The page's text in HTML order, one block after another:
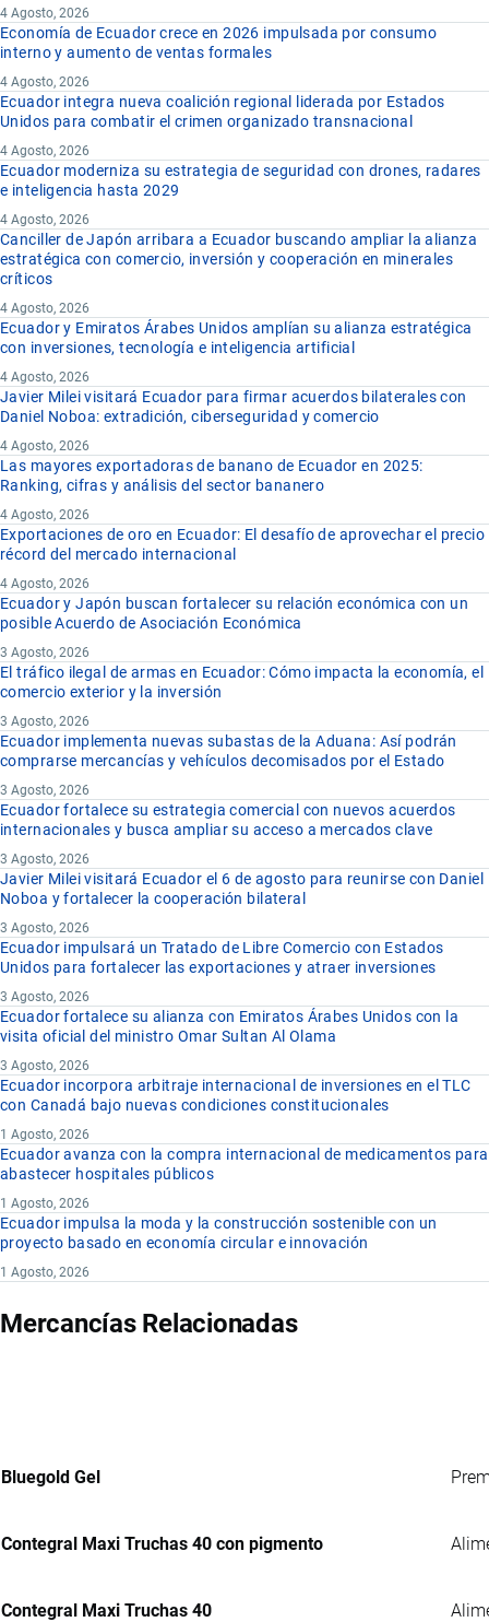
4 Agosto, 2026
Economía de Ecuador crece en 2026 impulsada por consumo
interno y aumento de ventas formales
4 Agosto, 2026
Ecuador integra nueva coalición regional liderada por Estados
Unidos para combatir el crimen organizado transnacional
4 Agosto, 2026
Ecuador moderniza su estrategia de seguridad con drones, radares
e inteligencia hasta 2029
4 Agosto, 2026
Canciller de Japón arribara a Ecuador buscando ampliar la alianza
estratégica con comercio, inversión y cooperación en minerales
críticos
4 Agosto, 2026
Ecuador y Emiratos Árabes Unidos amplían su alianza estratégica
con inversiones, tecnología e inteligencia artificial
4 Agosto, 2026
Javier Milei visitará Ecuador para firmar acuerdos bilaterales con
Daniel Noboa: extradición, ciberseguridad y comercio
4 Agosto, 2026
Las mayores exportadoras de banano de Ecuador en 2025:
Ranking, cifras y análisis del sector bananero
4 Agosto, 2026
Exportaciones de oro en Ecuador: El desafío de aprovechar el precio
récord del mercado internacional
4 Agosto, 2026
Ecuador y Japón buscan fortalecer su relación económica con un
posible Acuerdo de Asociación Económica
3 Agosto, 2026
El tráfico ilegal de armas en Ecuador: Cómo impacta la economía, el
comercio exterior y la inversión
3 Agosto, 2026
Ecuador implementa nuevas subastas de la Aduana: Así podrán
comprarse mercancías y vehículos decomisados por el Estado
3 Agosto, 2026
Ecuador fortalece su estrategia comercial con nuevos acuerdos
internacionales y busca ampliar su acceso a mercados clave
3 Agosto, 2026
Javier Milei visitará Ecuador el 6 de agosto para reunirse con Daniel
Noboa y fortalecer la cooperación bilateral
3 Agosto, 2026
Ecuador impulsará un Tratado de Libre Comercio con Estados
Unidos para fortalecer las exportaciones y atraer inversiones
3 Agosto, 2026
Ecuador fortalece su alianza con Emiratos Árabes Unidos con la
visita oficial del ministro Omar Sultan Al Olama
3 Agosto, 2026
Ecuador incorpora arbitraje internacional de inversiones en el TLC
con Canadá bajo nuevas condiciones constitucionales
1 Agosto, 2026
Ecuador avanza con la compra internacional de medicamentos para
abastecer hospitales públicos
1 Agosto, 2026
Ecuador impulsa la moda y la construcción sostenible con un
proyecto basado en economía circular e innovación
1 Agosto, 2026
Mercancías Relacionadas
Bluegold Gel
Contegral Maxi Truchas 40 con pigmento
Contegral Maxi Truchas 40